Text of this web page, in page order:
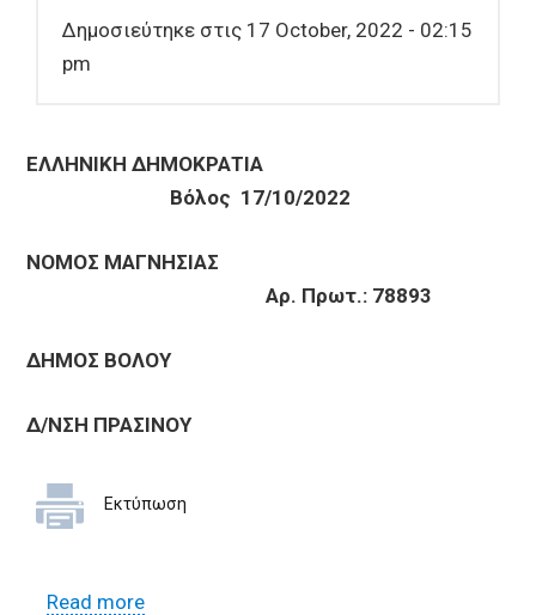
Δημοσιεύτηκε στις 17 October, 2022 - 02:15
pm
ΕΛΛΗΝΙΚΗ ΔΗΜΟΚΡΑΤΙΑ
Βόλος 17/10/2022
ΝΟΜΟΣ ΜΑΓΝΗΣΙΑΣ
Αρ. Πρωτ.: 78893
ΔΗΜΟΣ ΒΟΛΟΥ
Δ/ΝΣΗ ΠΡΑΣΙΝΟΥ
Εκτύπωση
Read moreabout ΠΡΟΣΚΛΗΣΗ ΥΠΟΒΟΛΗΣ